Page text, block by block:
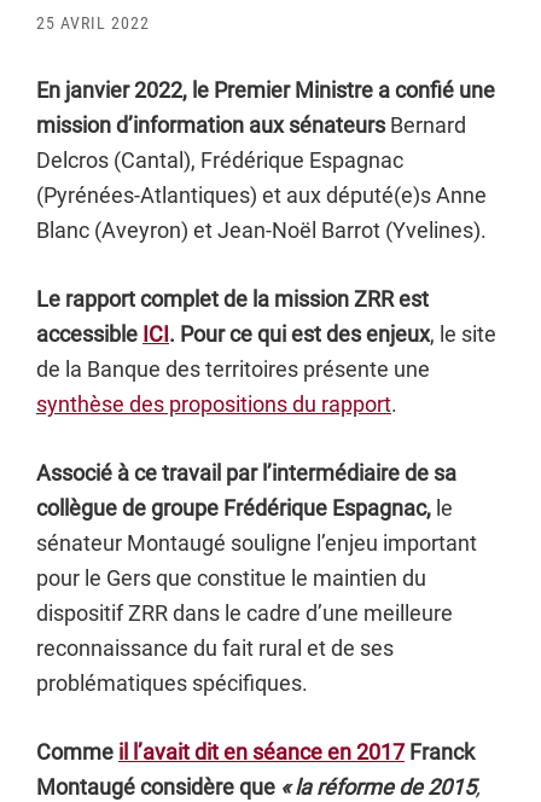
25 AVRIL 2022
En janvier 2022, le Premier Ministre a confié une
mission d’information aux sénateurs Bernard
Delcros (Cantal), Frédérique Espagnac
(Pyrénées-Atlantiques) et aux député(e)s Anne
Blanc (Aveyron) et Jean-Noël Barrot (Yvelines).
Le rapport complet de la mission ZRR est
accessible ICI. Pour ce qui est des enjeux, le site
de la Banque des territoires présente une
synthèse des propositions du rapport.
Associé à ce travail par l’intermédiaire de sa
collègue de groupe Frédérique Espagnac, le
sénateur Montaugé souligne l’enjeu important
pour le Gers que constitue le maintien du
dispositif ZRR dans le cadre d’une meilleure
reconnaissance du fait rural et de ses
problématiques spécifiques.
Comme il l’avait dit en séance en 2017 Franck
Montaugé considère que « la réforme de 2015,